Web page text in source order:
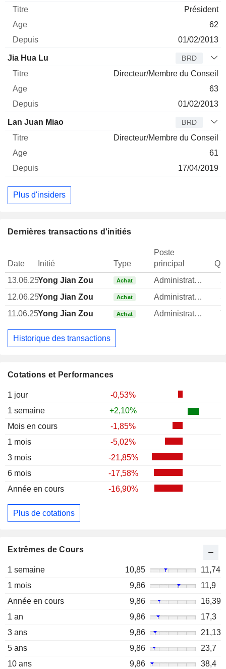
Cotations et Performances
1 jour
-0,53%
1 semaine
+2,10%
Mois en cours
-1,85%
1 mois
-5,02%
3 mois
-21,85%
6 mois
-17,58%
Année en cours
-16,90%
Plus de cotations
Extrêmes de Cours
1 semaine 10,85
11,74
1 mois
9,86
11,9
Année en cours
9,86
16,39
1 an
9,86
17,3
3 ans
9,86
21,13
5 ans
9,86
23,7
10 ans
9,86 38,4
Président
62
01/02/2013
Jia Hua Lu BRD
Directeur/Membre du Conseil
63
01/02/2013
Lan Juan Miao BRD
Directeur/Membre du Conseil
61
17/04/2019
Plus d'insiders
Dernières transactions d'initiés
Date Initié Type
Poste
principal
13.06.25Yong Jian Zou Achat Administrateur
12.06.25Yong Jian Zou Achat Administrateur
11.06.25Yong Jian Zou Achat Administrateur
Historique des transactions